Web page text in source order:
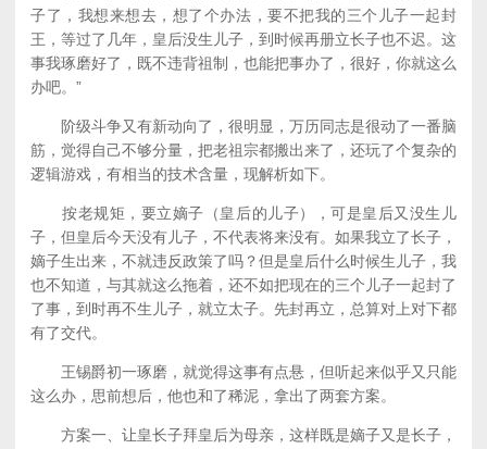
子了，我想来想去，想了个办法，要不把我的三个儿子一起封
王，等过了几年，皇后没生儿子，到时候再册立长子也不迟。这
事我琢磨好了，既不违背祖制，也能把事办了，很好，你就这么
办吧。”
阶级斗争又有新动向了，很明显，万历同志是很动了一番脑
筋，觉得自己不够分量，把老祖宗都搬出来了，还玩了个复杂的
逻辑游戏，有相当的技术含量，现解析如下。
按老规矩，要立嫡子（皇后的儿子），可是皇后又没生儿
子，但皇后今天没有儿子，不代表将来没有。如果我立了长子，
嫡子生出来，不就违反政策了吗？但是皇后什么时候生儿子，我
也不知道，与其就这么拖着，还不如把现在的三个儿子一起封了
了事，到时再不生儿子，就立太子。先封再立，总算对上对下都
有了交代。
王锡爵初一琢磨，就觉得这事有点悬，但听起来似乎又只能
这么办，思前想后，他也和了稀泥，拿出了两套方案。
方案一、让皇长子拜皇后为母亲，这样既是嫡子又是长子，